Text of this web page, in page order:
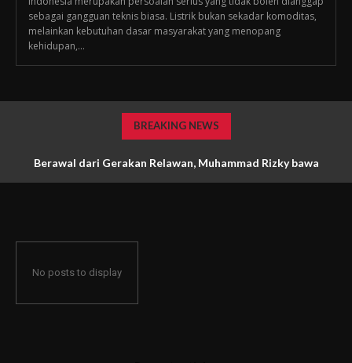
sebagai gangguan teknis biasa. Listrik bukan sekadar komoditas,
melainkan kebutuhan dasar masyarakat yang menopang
kehidupan,...
BREAKING NEWS
Berawal dari Gerakan Relawan, Muhammad Rizky bawa
No posts to display